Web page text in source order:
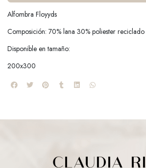
Alfombra Floyyds
Composición: 70% lana 30% poliester reciclado
Disponible en tamaño:
200x300